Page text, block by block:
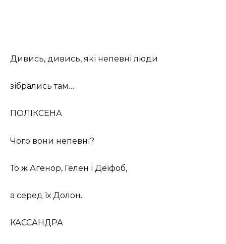
Дивись, дивись, які непевні люди
зібрались там…
ПОЛІКСЕНА
Чого вони непевні?
То ж Агенор, Гелен і Деїфоб,
а серед їх Долон.
КАССАНДРА